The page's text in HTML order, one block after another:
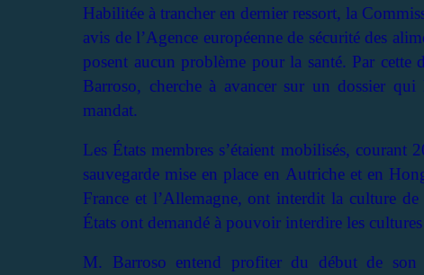
Habilitée à trancher en dernier ressort, la
avis de l’Agence européenne de sécurité des
posent aucun problème pour la santé. Par
Barroso, cherche à avancer sur un dossier
mandat.
Les États membres s’étaient mobilisés,
sauvegarde mise en place en Autriche et en
France et l’Allemagne, ont interdit la culture
États ont demandé à pouvoir interdire les
M. Barroso entend profiter du début de son